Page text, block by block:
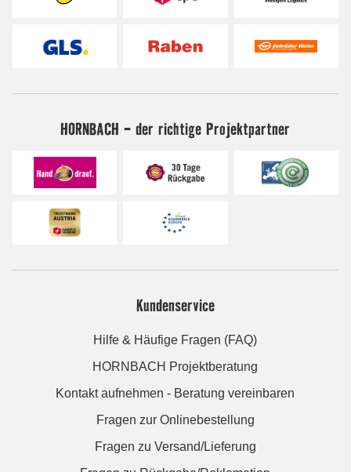
HORNBACH - der richtige Projektpartner
Kundenservice
Hilfe & Häufige Fragen (FAQ)
HORNBACH Projektberatung
Kontakt aufnehmen - Beratung vereinbaren
Fragen zur Onlinebestellung
Fragen zu Versand/Lieferung